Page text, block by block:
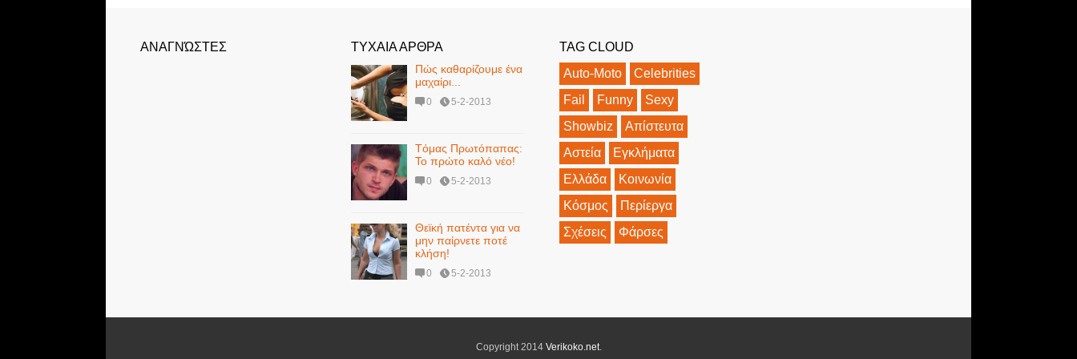
ΑΝΑΓΝΏΣΤΕΣ ΤΥΧΑΙΑ ΑΡΘΡΑ
Πώς καθαρίζουμε ένα
μαχαίρι...
0 5-2-2013
Tόμας Πρωτόπαπας:
Το πρώτο καλό νέο!
0 5-2-2013
Θεϊκή πατέντα για να
μην παίρνετε ποτέ
κλήση!
0 5-2-2013
TAG CLOUD
Auto-Moto
Celebrities
Fail
Funny
Sexy
Showbiz
Απίστευτα
Αστεία
Εγκλήματα
Ελλάδα
Κοινωνία
Κόσμος
Περίεργα
Σχέσεις
Φάρσες
Copyright 2014 Verikoko.net.